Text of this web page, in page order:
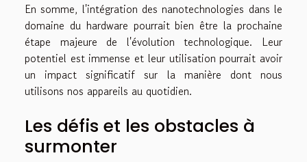
En somme, l'intégration des nanotechnologies dans le
domaine du hardware pourrait bien être la prochaine
étape majeure de l'évolution technologique. Leur
potentiel est immense et leur utilisation pourrait avoir
un impact significatif sur la manière dont nous
utilisons nos appareils au quotidien.
Les défis et les obstacles à
surmonter